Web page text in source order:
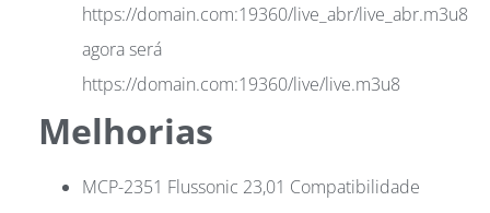
https://domain.com:19360/live_abr/live_abr.m3u8
agora será
https://domain.com:19360/live/live.m3u8
Melhorias
MCP-2351 Flussonic 23,01 Compatibilidade